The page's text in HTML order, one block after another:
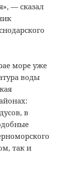
— сказал
море уже
воды
в
так и